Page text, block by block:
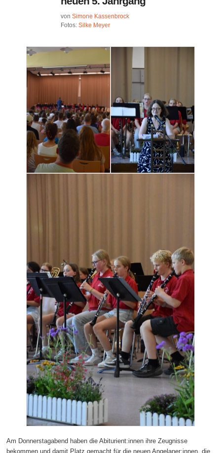
vonSimone Kassenbrock
Fotos:Silke Meyer
Am Donnerstagabend haben die Abiturient:innen ihre Zeugnisse
bekommen und damit Platz gemacht für die neuen Angelaner:innen, die